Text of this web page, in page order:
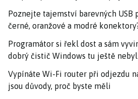
Poznejte tajemství barevných USB
černé, oranžové a modré
Programátor si řekl dost a sám
dobrý čistič Windows tu ještě nebyl
Vypínáte Wi-Fi router při odjezdu
jsou důvody, proč byste měli